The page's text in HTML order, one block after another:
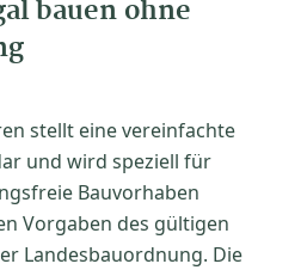
bauen ohne
stellt eine vereinfachte
und wird speziell für
Bauvorhaben
Vorgaben des gültigen
Landesbauordnung. Die